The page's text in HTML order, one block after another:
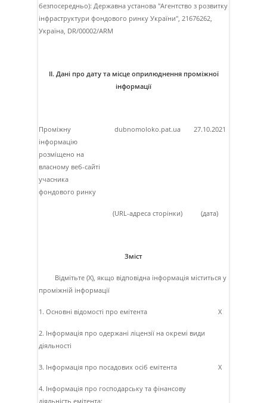
безпосередньо): Державна установа "Агентство з розвитку
iнфраструктури фондового ринку України", 21676262,
Україна, DR/00002/ARM
II. Дані про дату та місце оприлюднення проміжної
інформації
Проміжну
інформацію
розміщено на
власному веб-сайті
учасника
фондового ринку
dubnomoloko.pat.ua 27.10.2021
(URL-адреса сторінки) (дата)
Зміст
Відмітьте (Х), якщо відповідна інформація міститься у
проміжній інформації
1. Основні відомості про емітента X
2. Інформація про одержані ліцензії на окремі види
діяльності
3. Інформація про посадових осіб емітента X
4. Інформація про господарську та фінансову
діяльність емітента: